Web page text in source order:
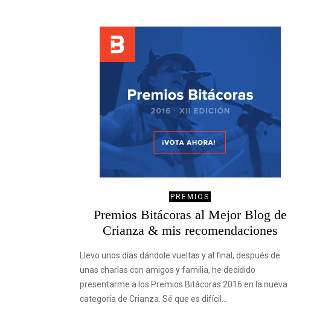
PREMIOS
Premios Bitácoras al Mejor Blog de
Crianza & mis recomendaciones
Llevo unos días dándole vueltas y al final, después de
unas charlas con amigos y familia, he decidido
presentarme a los Premios Bitácoras 2016 en la nueva
categoría de Crianza. Sé que es difícil…